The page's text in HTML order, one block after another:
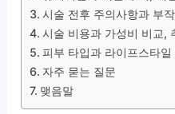
시술 전후 주의사항과 부
시술 비용과 가성비 비교,
피부 타입과 라이프스타
자주 묻는 질문
맺음말